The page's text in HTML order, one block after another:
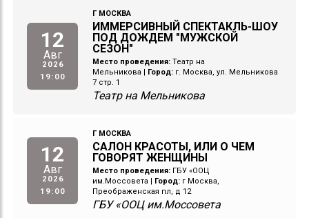
12
Авг
2026
19:00
Г МОСКВА
ИММЕРСИВНЫЙ СПЕКТАКЛЬ-ШОУ
ПОД ДОЖДЕМ "МУЖСКОЙ
СЕЗОН"
Место проведения: Театр на
Мельникова
Город: г. Москва, ул. Мельникова
7 стр. 1
Театр на Мельникова
12
Авг
2026
19:00
Г МОСКВА
САЛОН КРАСОТЫ, ИЛИ О ЧЕМ
ГОВОРЯТ ЖЕНЩИНЫ
Место проведения: ГБУ «ООЦ
им.Моссовета
Город: г Москва,
Преображенская пл, д 12
ГБУ «ООЦ им.Моссовета